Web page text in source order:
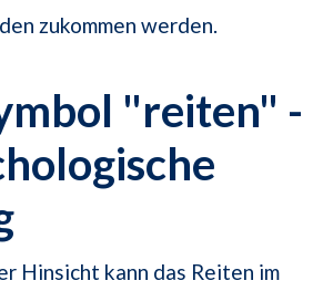
zukommen werden.
"reiten" -
Hinsicht kann das Reiten im